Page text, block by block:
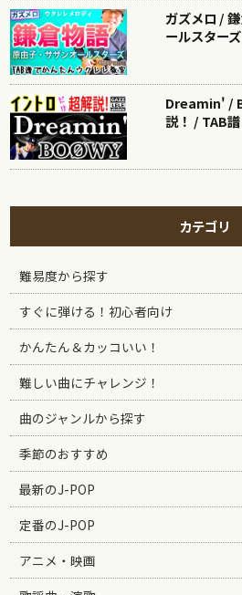
ガズメロ /
ールスター
Dreamin' /
説！ / TAB
カテゴリ
難易度から探す
すぐに弾ける！初心者向け
かんたん＆カッコいい！
難しい曲にチャレンジ！
曲のジャンルから探す
季節のおすすめ
最新のJ-POP
定番のJ-POP
アニメ・映画